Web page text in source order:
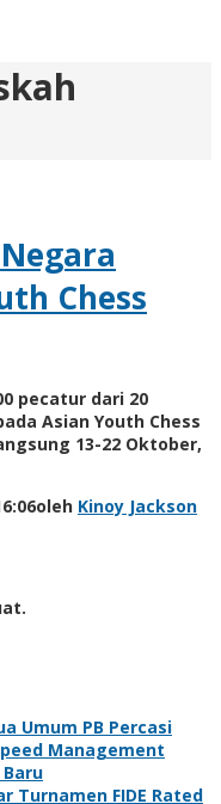
Chess
pecatur dari 20
Asian Youth Chess
13-22 Oktober,
oleh Kinoy Jackson
Umum PB Percasi
Management
Baru
Turnamen FIDE Rated